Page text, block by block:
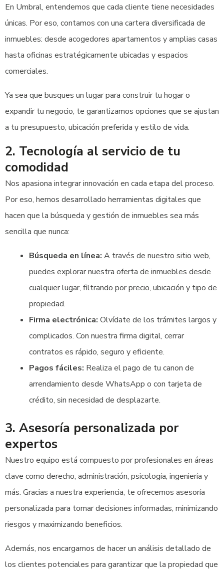
En Umbral, entendemos que cada cliente tiene necesidades
únicas. Por eso, contamos con una cartera diversificada de
inmuebles: desde acogedores apartamentos y amplias casas
hasta oficinas estratégicamente ubicadas y espacios
comerciales.
Ya sea que busques un lugar para construir tu hogar o
expandir tu negocio, te garantizamos opciones que se ajustan
a tu presupuesto, ubicación preferida y estilo de vida.
2. Tecnología al servicio de tu
comodidad
Nos apasiona integrar innovación en cada etapa del proceso.
Por eso, hemos desarrollado herramientas digitales que
hacen que la búsqueda y gestión de inmuebles sea más
sencilla que nunca:
Búsqueda en línea: A través de nuestro sitio web,
puedes explorar nuestra oferta de inmuebles desde
cualquier lugar, filtrando por precio, ubicación y tipo de
propiedad.
Firma electrónica: Olvídate de los trámites largos y
complicados. Con nuestra firma digital, cerrar
contratos es rápido, seguro y eficiente.
Pagos fáciles: Realiza el pago de tu canon de
arrendamiento desde WhatsApp o con tarjeta de
crédito, sin necesidad de desplazarte.
3. Asesoría personalizada por
expertos
Nuestro equipo está compuesto por profesionales en áreas
clave como derecho, administración, psicología, ingeniería y
más. Gracias a nuestra experiencia, te ofrecemos asesoría
personalizada para tomar decisiones informadas, minimizando
riesgos y maximizando beneficios.
Además, nos encargamos de hacer un análisis detallado de
los clientes potenciales para garantizar que la propiedad que